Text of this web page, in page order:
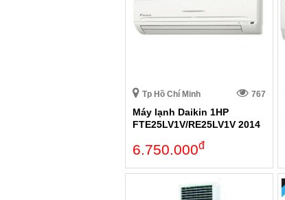
Tp Hồ Chí Minh 767
Máy lạnh Daikin 1HP
FTE25LV1V/RE25LV1V 2014
6.750.000đ